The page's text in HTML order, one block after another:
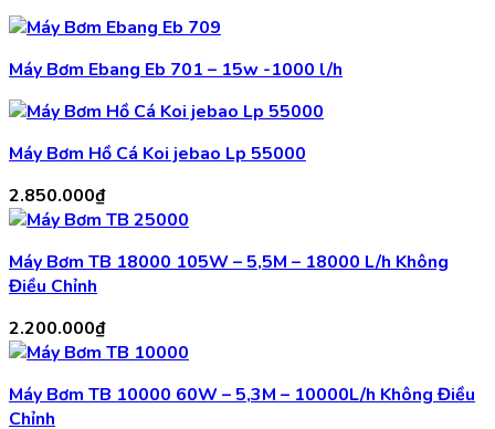
Máy Bơm Ebang Eb 701 – 15w -1000 l/h
Máy Bơm Hồ Cá Koi jebao Lp 55000
2.850.000₫
Máy Bơm TB 18000 105W – 5,5M – 18000 L/h Không
Điều Chỉnh
2.200.000₫
Máy Bơm TB 10000 60W – 5,3M – 10000L/h Không Điều
Chỉnh